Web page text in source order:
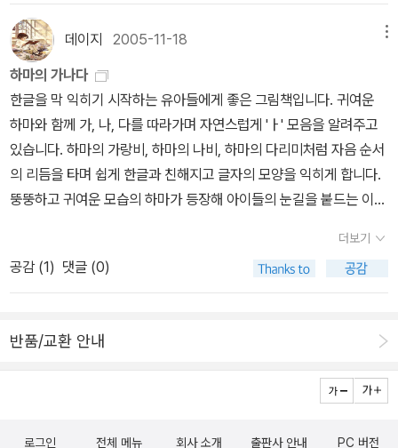
따라읽으며 한글과 친해지도록 부모가 이끌어 줄 수 있는 책입니다.
데이지 2005-11-18
하마의 가나다
한글을 막 익히기 시작하는 유아들에게 좋은 그림책입니다. 귀여운
하마와 함께 가, 나, 다를 따라가며 자연스럽게 'ㅏ' 모음을 알려주고
있습니다. 하마의 가랑비, 하마의 나비, 하마의 다리미처럼 자음 순서
의 리듬을 타며 쉽게 한글과 친해지고 글자의 모양을 익히게 합니다.
뚱뚱하고 귀여운 모습의 하마가 등장해 아이들의 눈길을 붙드는 이
내는지를 재미있게 알려줍니다. 익살스러운 하마의 행동은 입으로 소
리를 내며 글자 모양을 익히도록 유도합니다. 아이와 함께 큰 소리로
따라읽으며 한글과 친해지도록 부모가 이끌어 줄 수 있는 책입니다.
더보기
공감 (1) 댓글 (0)
반품/교환 안내
로그인 전체 메뉴 회사 소개 출판사 안내 PC 버전